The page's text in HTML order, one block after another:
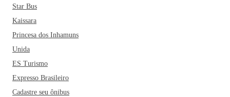
Star Bus
Kaissara
Princesa dos Inhamuns
Unida
ES Turismo
Expresso Brasileiro
Cadastre seu ônibus